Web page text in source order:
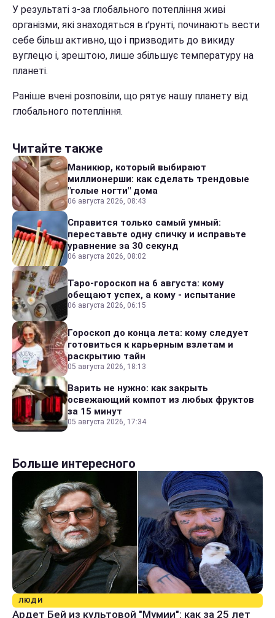
У результаті з-за глобального потепління живі
організми, які знаходяться в ґрунті, починають вести
себе більш активно, що і призводить до викиду
вуглецю і, зрештою, лише збільшує температуру на
планеті.
Раніше вчені розповіли, що рятує нашу планету від
глобального потепління.
Читайте также
Маникюр, который выбирают
миллионерши: как сделать трендовые
"голые ногти" дома
06 августа 2026, 08:43
Справится только самый умный:
переставьте одну спичку и исправьте
уравнение за 30 секунд
06 августа 2026, 08:02
Таро-гороскоп на 6 августа: кому
обещают успех, а кому - испытание
06 августа 2026, 06:15
Гороскоп до конца лета: кому следует
готовиться к карьерным взлетам и
раскрытию тайн
05 августа 2026, 18:13
Варить не нужно: как закрыть
освежающий компот из любых фруктов
за 15 минут
05 августа 2026, 17:34
Больше интересного
ЛЮДИ
Ардет Бей из культовой "Мумии": как за 25 лет